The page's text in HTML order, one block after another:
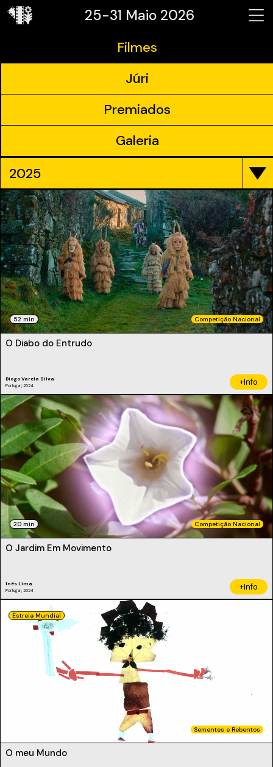
25-31 Maio 2026
Filmes
Júri
Premiados
Galeria
2025
52 min Competição Nacional
O Diabo do Entrudo
Diogo Varela Silva
Portugal, 2024 +Info
20 min Competição Nacional
O Jardim Em Movimento
Inês Lima
Portugal, 2024 +Info
Estreia Mundial
Sementes e Rebentos
O meu Mundo